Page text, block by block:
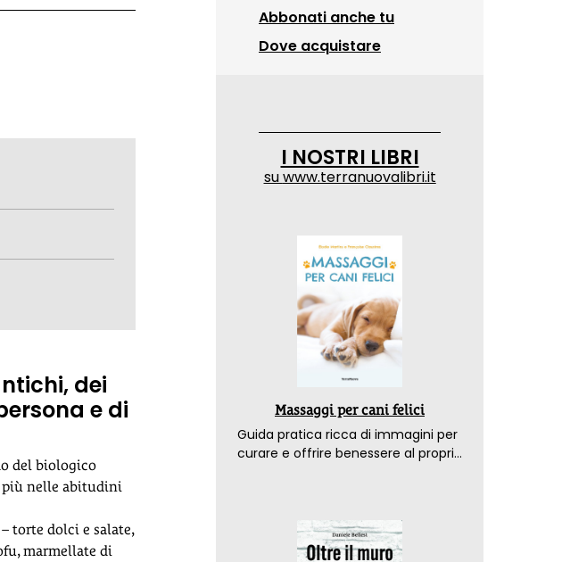
dei
e di
del biologico
più nelle abitudini
torte dolci e salate,
marmellate di
Abbonati anche tu
Dove acquistare
I NOSTRI LIBRI
suwww.terranuovalibri.it
Massaggi per cani felici
Guida pratica ricca di immagini per
curare e offrire benessere al proprio